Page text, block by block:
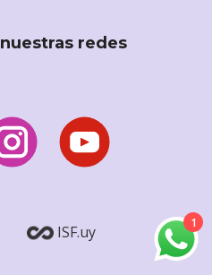
nuestras redes
ISF.uy 1